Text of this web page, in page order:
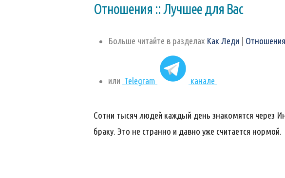
Отношения :: Лучшее для Вас
Больше читайте в разделах Как Леди Отношения
или Telegram канале
Сотни тысяч людей каждый день знакомятся через
браку. Это не странно и давно уже считается нормой.